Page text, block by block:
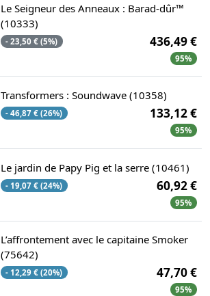
Le Seigneur des Anneaux : Barad-dûr™
(10333)
- 23,50 € (5%) 436,49 €
95%
Transformers : Soundwave (10358)
- 46,87 € (26%) 133,12 €
95%
Le jardin de Papy Pig et la serre (10461)
- 19,07 € (24%) 60,92 €
95%
L’affrontement avec le capitaine Smoker
(75642)
- 12,29 € (20%) 47,70 €
95%